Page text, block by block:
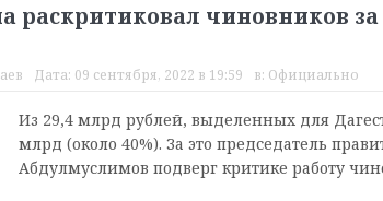
раскритиковал чиновников за
Дата: 09 сентября, 2022 в 19:59 в: Официально
Из 29,4 млрд рублей, выделенных для
млрд (около 40%). За это председатель
Абдулмуслимов подверг критике работу